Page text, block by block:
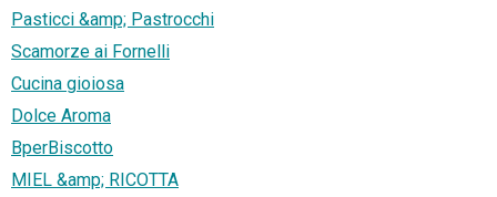
Pasticci &amp; Pastrocchi
Scamorze ai Fornelli
Cucina gioiosa
Dolce Aroma
BperBiscotto
MIEL &amp; RICOTTA